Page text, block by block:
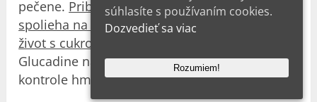
pečene. Približne 89 000 ľudí na Slovensku sa
spolieha na tento produkt, aby viedli zdravší
život s cukrovkou
Glucadine na fórach ukazujú, že pomáha aj pri
kontrole hmotnosti a chuti do jedla.
súhlasíte s používaním cookies.
Dozvedieť sa viac
Rozumiem!